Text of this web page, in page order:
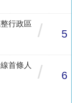
行政區
/ 5
首條人
/ 6